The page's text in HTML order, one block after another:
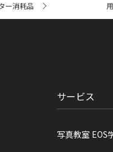
ー消耗品
サービス
写真教室 EOS